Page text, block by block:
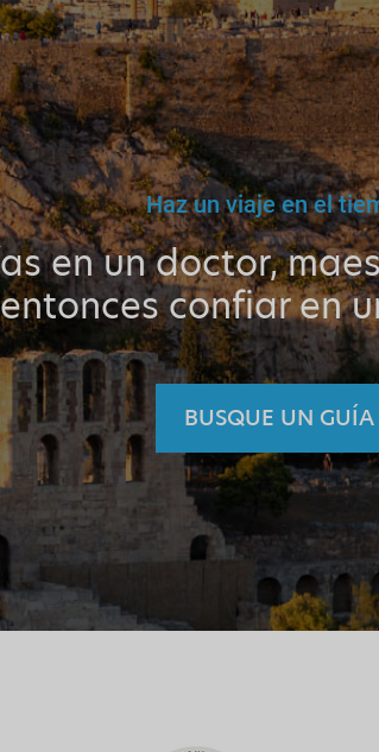
Haz un viaje en el
en un doctor,
confiar en
BUSQUE UN GUÍA